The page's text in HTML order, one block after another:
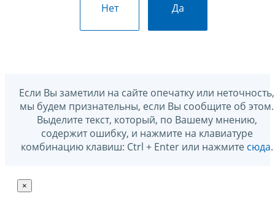
Нет Да
Если Вы заметили на сайте опечатку или неточность,
мы будем признательны, если Вы сообщите об этом.
Выделите текст, который, по Вашему мнению,
содержит ошибку, и нажмите на клавиатуре
комбинацию клавиш: Ctrl + Enter или нажмите сюда.
×